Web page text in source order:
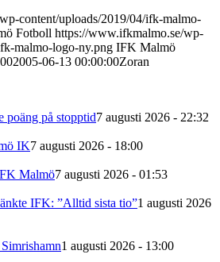
content/uploads/2019/04/ifk-malmo-
Fotboll https://www.ifkmalmo.se/wp-
malmo-logo-ny.png IFK Malmö
2005-06-13 00:00:00Zoran
poäng på stopptid7 augusti 2026 - 22:32
IK7 augusti 2026 - 18:00
Malmö7 augusti 2026 - 01:53
IFK: ”Alltid sista tio”1 augusti 2026
1 augusti 2026 - 13:00